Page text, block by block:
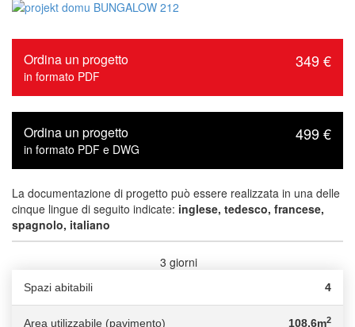
Ordina un progetto
in formato PDF
349 €
Ordina un progetto
in formato PDF e DWG
499 €
La documentazione di progetto può essere realizzata in una delle
cinque lingue di seguito indicate: inglese, tedesco, francese,
spagnolo, italiano
3 giorni
Spazi abitabili 4
Area utilizzabile (pavimento) 108,6m2